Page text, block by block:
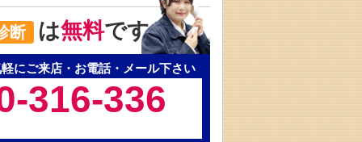
断 は無料です
にご来店・お電話・メール下さい
316-336